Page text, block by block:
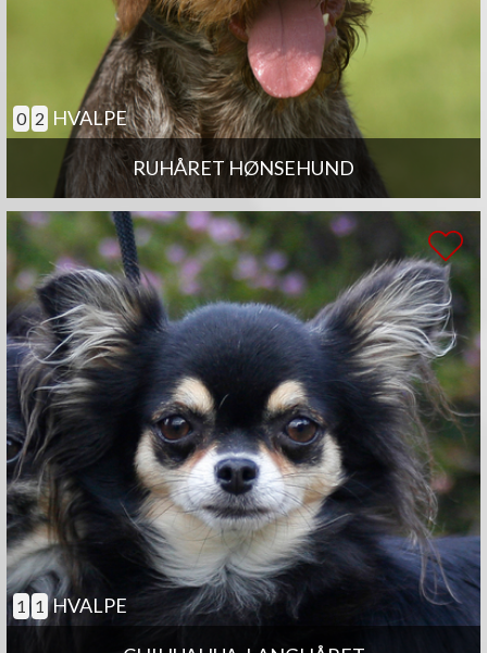
RUHÅRET HØNSEHUND
0 2 HVALPE
1 1 HVALPE